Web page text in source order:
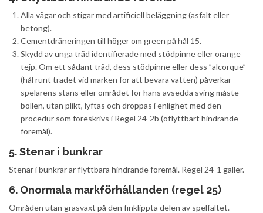
Alla vägar och stigar med artificiell beläggning (asfalt eller
betong).
Cementdräneringen till höger om green på hål 15.
Skydd av unga träd identifierade med stödpinne eller orange
tejp. Om ett sådant träd, dess stödpinne eller dess ”alcorque”
(hål runt trädet vid marken för att bevara vatten) påverkar
spelarens stans eller området för hans avsedda sving måste
bollen, utan plikt, lyftas och droppas i enlighet med den
procedur som föreskrivs i Regel 24-2b (oflyttbart hindrande
föremål).
5. Stenar i bunkrar
Stenar i bunkrar är flyttbara hindrande föremål. Regel 24-1 gäller.
6. Onormala markförhållanden (regel 25)
Områden utan gräsväxt på den finklippta delen av spelfältet.